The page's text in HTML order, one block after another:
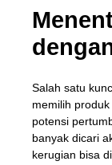
Salah satu
memilih
potensi
banyak dicari
kerugian bisa